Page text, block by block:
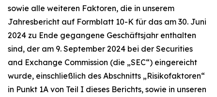
sowie alle weiteren Faktoren, die in unserem
Jahresbericht auf Formblatt 10-K für das am 30. Juni
2024 zu Ende gegangene Geschäftsjahr enthalten
sind, der am 9. September 2024 bei der Securities
and Exchange Commission (die „SEC“) eingereicht
wurde, einschließlich des Abschnitts „Risikofaktoren“
in Punkt 1A von Teil I dieses Berichts, sowie in unseren